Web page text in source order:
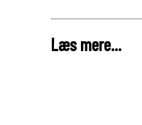
Læs mere...